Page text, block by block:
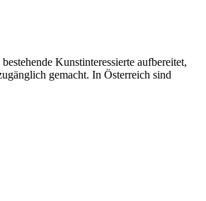
Kunstinteressierte aufbereitet,
gemacht. In Österreich sind